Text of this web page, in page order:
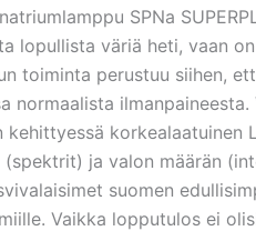
SPNa
lopullista väriä heti, vaan
toiminta perustuu siihen,
ilmanpaineesta.
korkealaatuinen
ja valon määrän
suomen
Vaikka lopputulos ei